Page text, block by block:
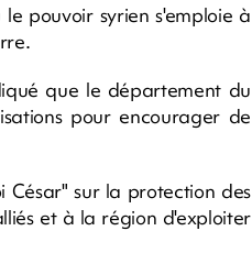
pouvoir syrien s'emploie à
que le département du
pour encourager de
sur la protection des
et à la région d'exploiter